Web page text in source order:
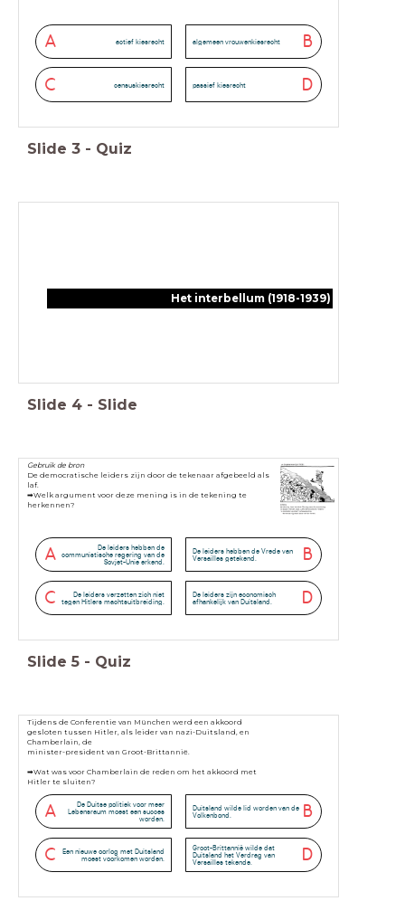
A actief kiesrecht B
algemeen vrouwenkiesrecht
C censuskiesrecht D
passief kiesrecht
Slide 3 - Quiz
Het interbellum (1918-1939)
Slide 4 - Slide
Gebruik de bron
De democratische leiders zijn door de tekenaar afgebeeld als
laf.
➡Welk argument voor deze mening is in de tekening te
herkennen?
A
De leiders hebben de
communistische regering van de
Sovjet-Unie erkend.
B
De leiders hebben de Vrede van
Versailles getekend.
C
De leiders verzetten zich niet
tegen Hitlers machtsuitbreiding.
D
De leiders zijn economisch
afhankelijk van Duitsland.
Slide 5 - Quiz
Tijdens de Conferentie van München werd een akkoord
gesloten tussen Hitler, als leider van nazi-Duitsland, en
Chamberlain, de
minister-president van Groot-Brittannië.
➡Wat was voor Chamberlain de reden om het akkoord met
Hitler te sluiten?
A
De Duitse politiek voor meer
Lebensraum moest een succes
worden.
B
Duitsland wilde lid worden van de
Volkenbond.
C
Een nieuwe oorlog met Duitsland
moest voorkomen worden.
D
Groot-Brittannië wilde dat
Duitsland het Verdrag van
Versailles tekende.